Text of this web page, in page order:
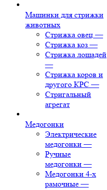
Машинки для стрижки
животных
Стрижка овец —
Стрижка коз —
Стрижка лошадей
—
Стрижка коров и
другого КРС —
Стригальный
агрегат
Медогонки
Электрические
медогонки —
Ручные
медогонки —
Медогонки 4-х
рамочные —